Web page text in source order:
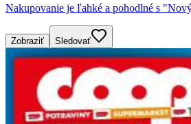
Nakupovanie je ľahké a pohodlné s
Zobraziť Sledovať